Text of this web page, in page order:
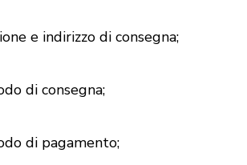
e indirizzo di consegna;
di consegna;
di pagamento;